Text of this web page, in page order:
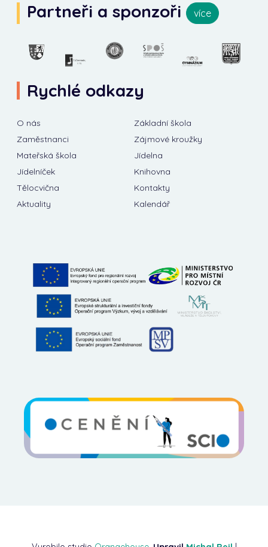
Partneři a sponzoři více
Rychlé odkazy
O nás
Základní škola
Zaměstnanci
Zájmové kroužky
Mateřská škola
Jídelna
Jídelníček
Knihovna
Tělocvična
Kontakty
Aktuality
Kalendář